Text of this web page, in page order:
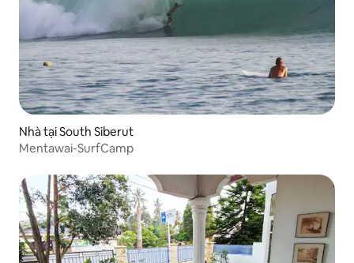
Nhà tại South Siberut
Mentawai-SurfCamp